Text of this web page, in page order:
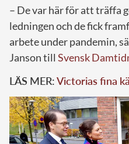
– De var här för att träffa
ledningen och de fick
arbete under pandemin,
Janson till Svensk
LÄS MER:Victorias fina